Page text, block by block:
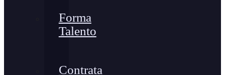
Forma
Talento
Contrata